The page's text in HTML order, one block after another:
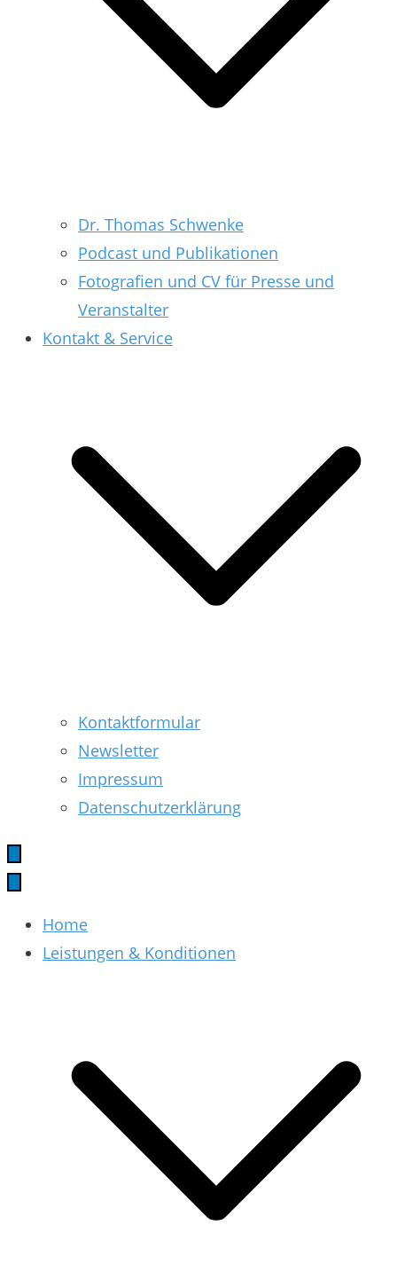
Dr. Thomas Schwenke
Podcast und Publikationen
Fotografien und CV für Presse und
Veranstalter
Kontakt & Service
Kontaktformular
Newsletter
Impressum
Datenschutzerklärung
Home
Leistungen & Konditionen